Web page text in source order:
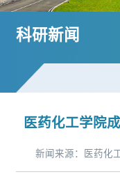
科研新闻
医药化工学院
新闻来源：医药化